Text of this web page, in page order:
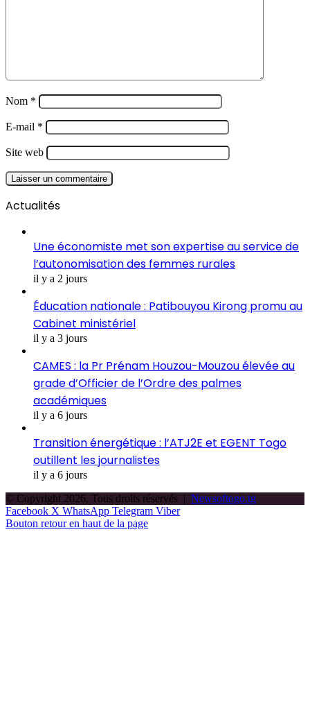
Nom *
E-mail *
Site web
Actualités
Une économiste met son expertise au service de
l’autonomisation des femmes rurales
il y a 2 jours
Éducation nationale : Patibouyou Kirong promu au
Cabinet ministériel
il y a 3 jours
CAMES : la Pr Prénam Houzou-Mouzou élevée au
grade d’Officier de l’Ordre des palmes
académiques
il y a 6 jours
Transition énergétique : l’ATJ2E et EGENT Togo
outillent les journalistes
il y a 6 jours
© Copyright 2026, Tous droits réservés | Newsoftogo.tg
Facebook X WhatsApp Telegram Viber
Bouton retour en haut de la page